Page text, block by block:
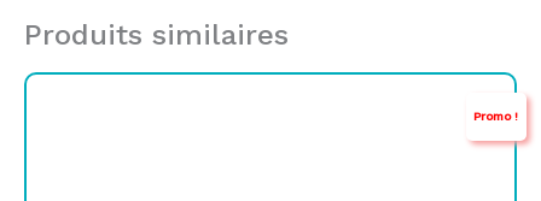
Produits similaires
Promo !